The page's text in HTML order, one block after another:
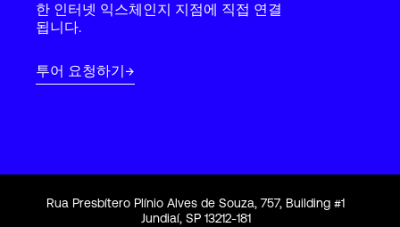
한 인터넷 익스체인지 지점에 직접 연결
됩니다.
투어 요청하기
Rua Presbítero Plínio Alves de Souza, 757, Building #1
Jundiaí, SP 13212-181